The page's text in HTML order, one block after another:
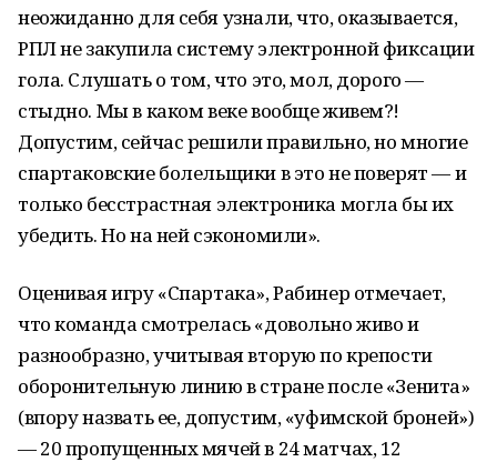
неожиданно для себя узнали, что, оказывается,
РПЛ не закупила систему электронной фиксации
гола. Слушать о том, что это, мол, дорого —
стыдно. Мы в каком веке вообще живем?!
Допустим, сейчас решили правильно, но многие
спартаковские болельщики в это не поверят — и
только бесстрастная электроника могла бы их
убедить. Но на ней сэкономили».
Оценивая игру «Спартака», Рабинер отмечает,
что команда смотрелась «довольно живо и
разнообразно, учитывая вторую по крепости
оборонительную линию в стране после «Зенита»
(впору назвать ее, допустим, «уфимской броней»)
— 20 пропущенных мячей в 24 матчах, 12